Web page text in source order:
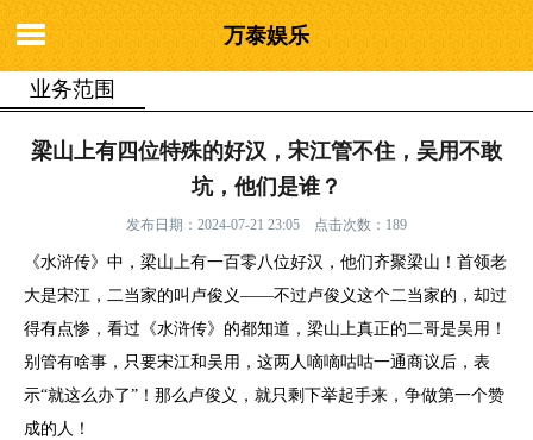
万泰娱乐
业务范围
梁山上有四位特殊的好汉，宋江管不住，吴用不敢
坑，他们是谁？
发布日期：2024-07-21 23:05 点击次数：189
《水浒传》中，梁山上有一百零八位好汉，他们齐聚梁山！首领老
大是宋江，二当家的叫卢俊义——不过卢俊义这个二当家的，却过
得有点惨，看过《水浒传》的都知道，梁山上真正的二哥是吴用！
别管有啥事，只要宋江和吴用，这两人嘀嘀咕咕一通商议后，表
示“就这么办了”！那么卢俊义，就只剩下举起手来，争做第一个赞
成的人！